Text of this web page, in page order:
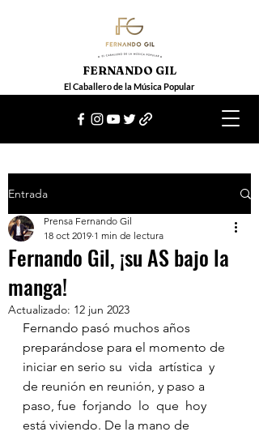
El Caballero de la Música Popular
FERNANDO GIL
Entrada
Fernando Gil, ¡su AS bajo la
manga!
Prensa Fernando Gil
18 oct 2019 1 min de lectura
Actualizado: 12 jun 2023
Fernando pasó muchos años
preparándose para el momento de
iniciar en serio su  vida  artística  y
de reunión en reunión, y paso a
paso, fue  forjando  lo  que  hoy
está viviendo. De la mano de